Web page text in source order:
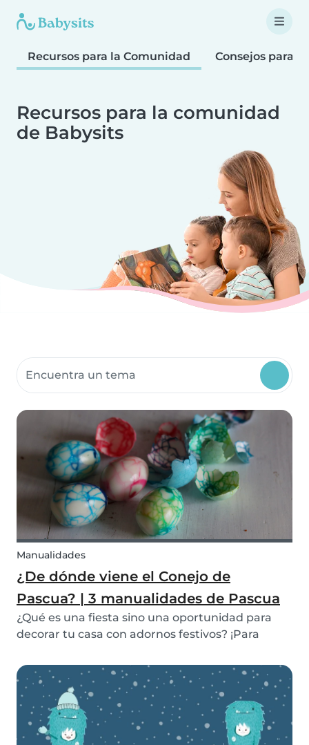
Recursos para la Comunidad Consejos para
Recursos para la comunidad
de Babysits
Buscar recursos para la comunidad
Manualidades
¿De dónde viene el Conejo de
Pascua? | 3 manualidades de Pascua
¿Qué es una fiesta sino una oportunidad para
decorar tu casa con adornos festivos? ¡Para
hemos investigado sobre los orígenes del Conejo
de Pascua y hemos creado algunas
manualidades de Pascu...